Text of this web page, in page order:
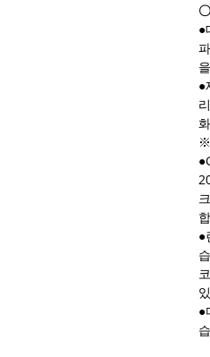
●
●
※
●
●